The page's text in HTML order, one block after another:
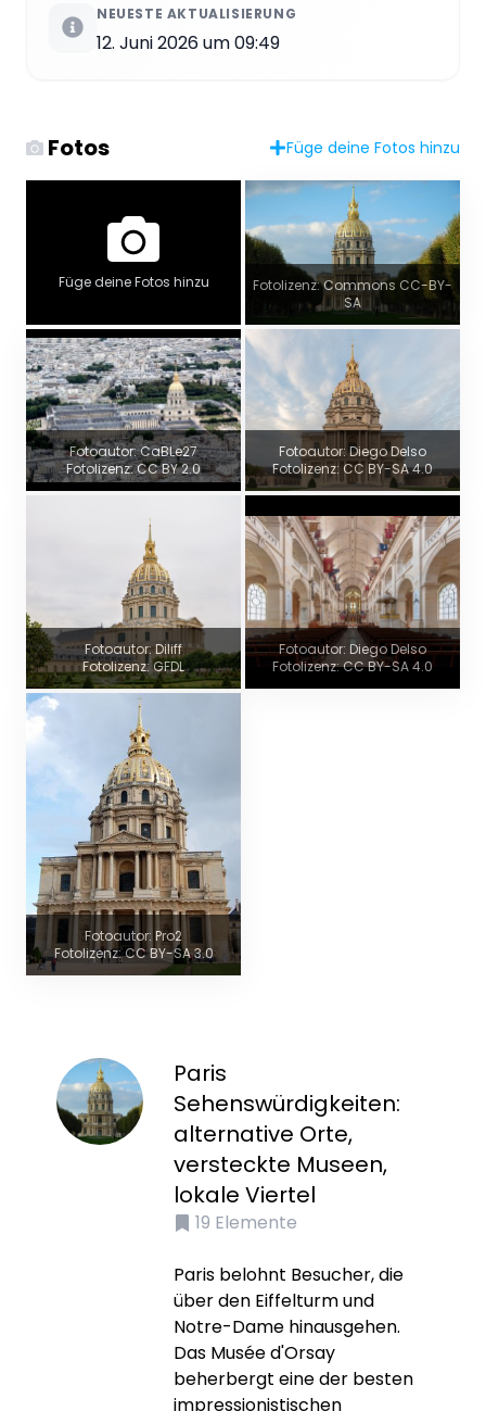
NEUESTE AKTUALISIERUNG
12. Juni 2026 um 09:49
Fotos Füge deine Fotos hinzu
Füge deine Fotos hinzu
Fotolizenz: Commons CC-BY-
SA
Fotoautor: CaBLe27
Fotolizenz: CC BY 2.0
Fotoautor: Diego Delso
Fotolizenz: CC BY-SA 4.0
Fotoautor: Diliff
Fotolizenz: GFDL
Fotoautor: Diego Delso
Fotolizenz: CC BY-SA 4.0
Fotoautor: Pro2
Fotolizenz: CC BY-SA 3.0
Paris
Sehenswürdigkeiten:
alternative Orte,
versteckte Museen,
lokale Viertel
19 Elemente
Paris belohnt Besucher, die
über den Eiffelturm und
Notre-Dame hinausgehen.
Das Musée d'Orsay
beherbergt eine der besten
impressionistischen